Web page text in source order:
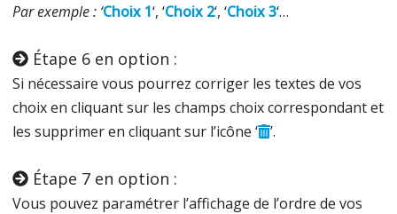
Par exemple : ‘Choix 1‘, ‘Choix 2‘, ‘Choix 3‘…
Étape 6 en option :
Si nécessaire vous pourrez corriger les textes de vos
choix en cliquant sur les champs choix correspondant et
les supprimer en cliquant sur l’icône ‘
’.
Étape 7 en option :
Vous pouvez paramétrer l’affichage de l’ordre de vos